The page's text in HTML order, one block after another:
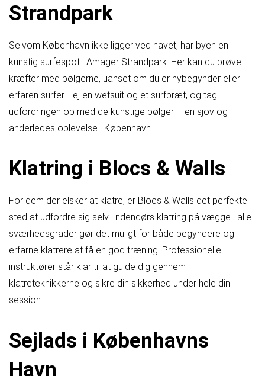
Strandpark
Selvom København ikke ligger ved havet, har byen en
kunstig surfespot i Amager Strandpark. Her kan du prøve
kræfter med bølgerne, uanset om du er nybegynder eller
erfaren surfer. Lej en wetsuit og et surfbræt, og tag
udfordringen op med de kunstige bølger – en sjov og
anderledes oplevelse i København.
Klatring i Blocs & Walls
For dem der elsker at klatre, er Blocs & Walls det perfekte
sted at udfordre sig selv. Indendørs klatring på vægge i alle
sværhedsgrader gør det muligt for både begyndere og
erfarne klatrere at få en god træning. Professionelle
instruktører står klar til at guide dig gennem
klatreteknikkerne og sikre din sikkerhed under hele din
session.
Sejlads i Københavns
Havn